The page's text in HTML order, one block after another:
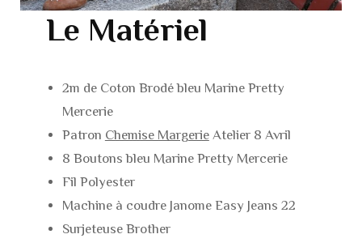
Le Matériel
2m de Coton Brodé bleu Marine Pretty
Mercerie
Patron Chemise MargerieAtelier 8 Avril
8 Boutons bleu Marine Pretty Mercerie
Fil Polyester
Machine à coudre Janome Easy Jeans 22
Surjeteuse Brother